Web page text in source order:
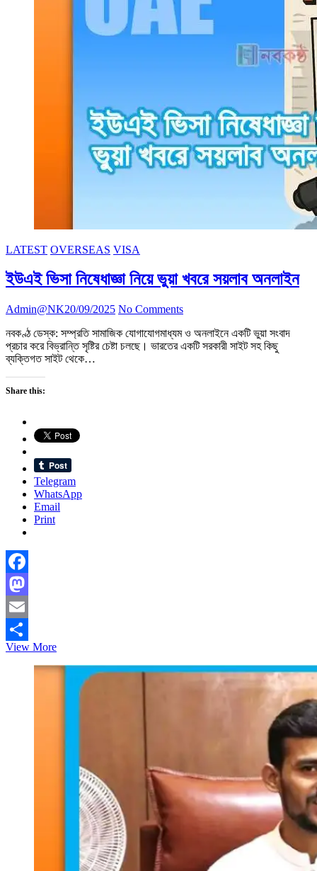
LATEST OVERSEAS VISA
ইউএই ভিসা নিষেধাজ্ঞা নিয়ে ভুয়া খবরে সয়লাব অনলাইন
Admin@NK20/09/2025 No Comments
নবকণ্ঠ ডেস্ক: সম্প্রতি সামাজিক যোগাযোগমাধ্যম ও অনলাইনে একটি ভুয়া সংবাদ
প্রচার করে বিভ্রান্তি সৃষ্টির চেষ্টা চলছে। ভারতের একটি সরকারী সাইট সহ কিছু
ব্যক্তিগত সাইট থেকে…
Share this:
Telegram
WhatsApp
Email
Print
Facebook
Mastodon
Email
Share
View Moreইউএই
নিষেধাজ্ঞা